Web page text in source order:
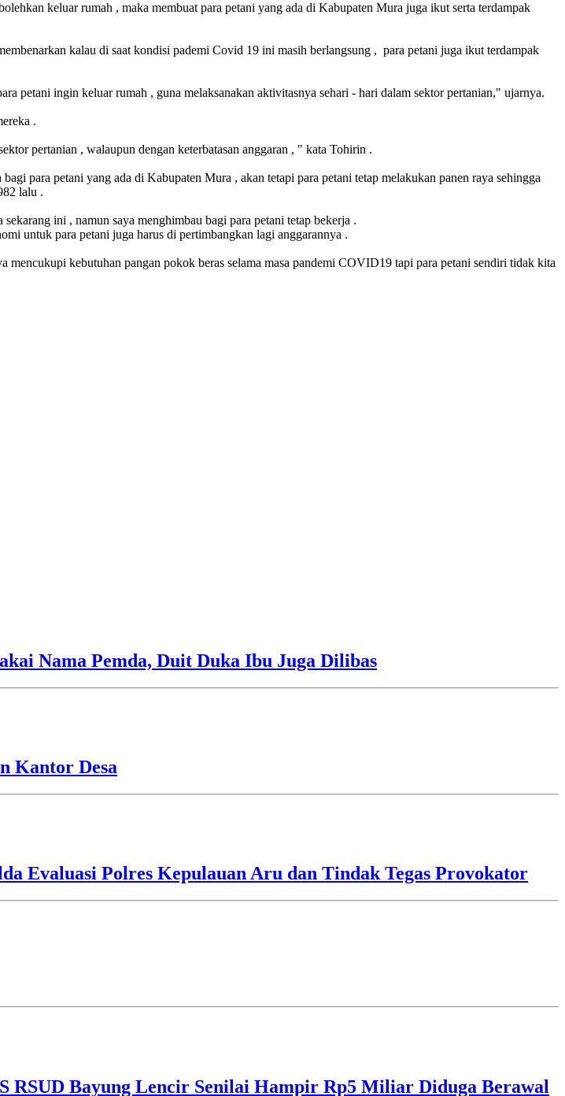
keluar rumah , maka membuat para petani yang ada di Kabupaten Mura juga ikut serta terdampak
kalau di saat kondisi pademi Covid 19 ini masih berlangsung , para petani juga ikut terdampak
petani ingin keluar rumah , guna melaksanakan aktivitasnya sehari - hari dalam sektor pertanian," ujarnya.
.
pertanian , walaupun dengan keterbatasan anggaran , " kata Tohirin .
para petani yang ada di Kabupaten Mura , akan tetapi para petani tetap melakukan panen raya sehingga
lalu .
ini , namun saya menghimbau bagi para petani tetap bekerja .
untuk para petani juga harus di pertimbangkan lagi anggarannya .
kebutuhan pangan pokok beras selama masa pandemi COVID19 tapi para petani sendiri tidak kita
Nama Pemda, Duit Duka Ibu Juga Dilibas
Kantor Desa
Evaluasi Polres Kepulauan Aru dan Tindak Tegas Provokator
RSUD Bayung Lencir Senilai Hampir Rp5 Miliar Diduga Berawal